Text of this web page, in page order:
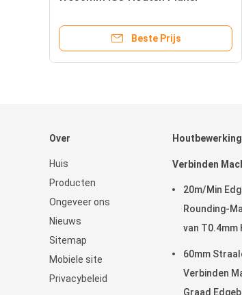
Houtbewerkingsthicknesser
Beste Prijs
Over
Huis
Producten
Ongeveer ons
Nieuws
Sitemap
Mobiele site
Privacybeleid
Verbinden
20m/Min
Rounding-
van T0.4mm
60mm
Verbinden
Graad